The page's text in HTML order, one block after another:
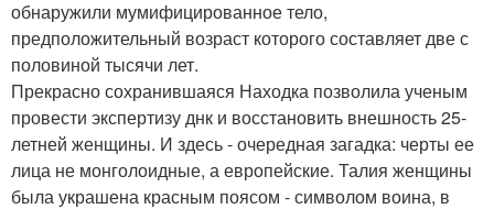
обнаружили мумифицированное тело,
предположительный возраст которого составляет две с
половиной тысячи лет.
Прекрасно сохранившаяся Находка позволила ученым
провести экспертизу днк и восстановить внешность 25-
летней женщины. И здесь - очередная загадка: черты ее
лица не монголоидные, а европейские. Талия женщины
была украшена красным поясом - символом воина, в